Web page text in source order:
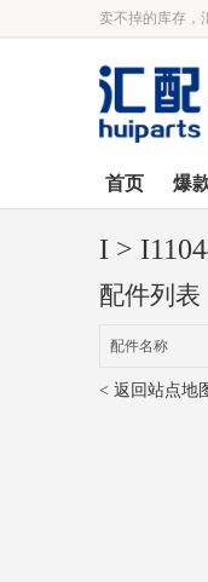
卖不掉的库存，
首页 爆
I >
配件列表
配件名称
< 返回站点地